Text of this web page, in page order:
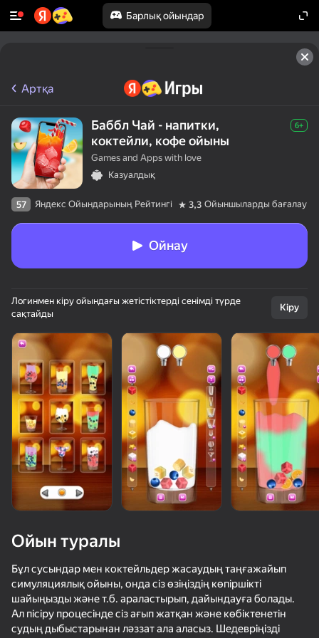
Барлық ойындар
50+ топ ойындар, оларды ойнайды
тіпті «ойнамайтын» адамдар да
Piano World
73
Only Piano
71
Порыв улыбки
Block Blast
74
Артқа
Баббл Чай - напитки,
коктейли, кофе ойыны
6+
Games and Apps with love
Казуалдық
57 Яндекс Ойындарының Рейтингі 3,3 Ойыншыларды бағалау
Ойнау
Логинмен кіру ойындағы жетістіктерді сенімді түрде
сақтайды
Кіру
Ойын туралы
Бұл сусындар мен коктейльдер жасаудың таңғажайып
симуляциялық ойыны, онда сіз өзіңіздің көпіршікті
шайыңызды және т.б. араластырып, дайындауға болады.
Ал пісіру процесінде сіз ағып жатқан және көбіктенетін
судың дыбыстарынан ләззат ала аласыз. Шедевріңізді